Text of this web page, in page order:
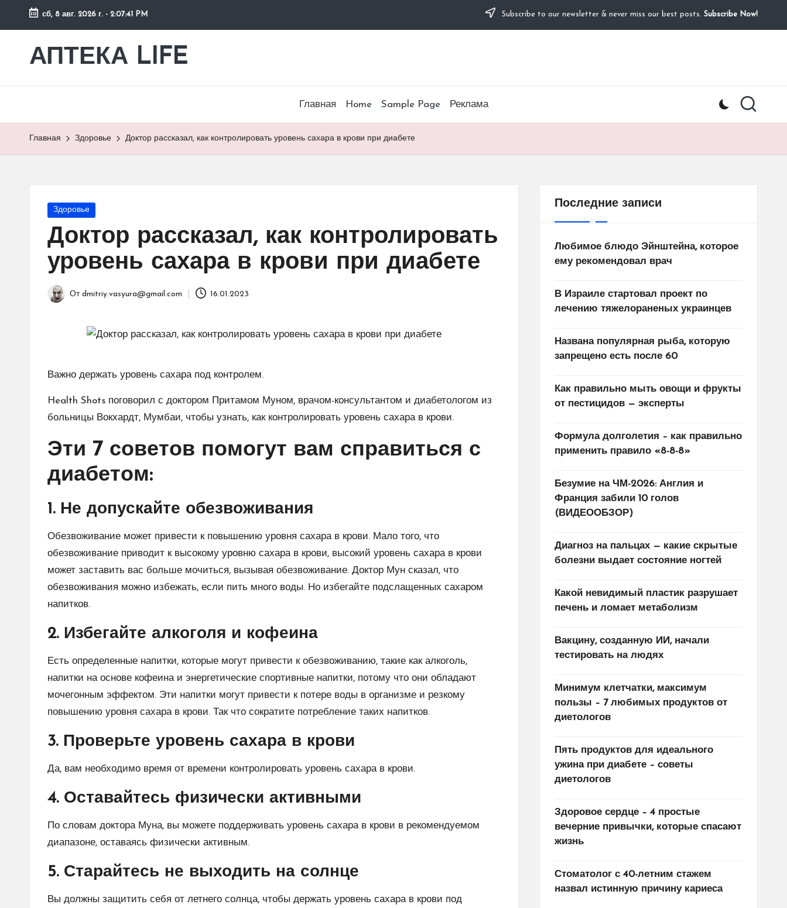
Перейти
содержимому
сб, 8 авг. 2026 г. - 2:07:42 PM Subscribe to our newsletter & never miss our best posts. Subscribe Now!
АПТЕКА LIFE
сайт
Главная Home Sample Page Реклама
Главная Здоровье Доктор рассказал, как контролировать уровень сахара в крови при диабете
Опубликовано
Здоровье
Доктор рассказал, как контролировать
уровень сахара в крови при диабете
Запись
От dmitriy.vasyura@gmail.com 16.01.2023
Важно держать уровень сахара под контролем.
Health Shots поговорил с доктором Притамом Муном, врачом-консультантом и диабетологом из
больницы Вокхардт, Мумбаи, чтобы узнать, как контролировать уровень сахара в крови.
Эти 7 советов помогут вам справиться с
диабетом:
1. Не допускайте обезвоживания
Обезвоживание может привести к повышению уровня сахара в крови. Мало того, что
обезвоживание приводит к высокому уровню сахара в крови, высокий уровень сахара в крови
может заставить вас больше мочиться, вызывая обезвоживание. Доктор Мун сказал, что
обезвоживания можно избежать, если пить много воды. Но избегайте подслащенных сахаром
напитков.
2. Избегайте алкоголя и кофеина
Есть определенные напитки, которые могут привести к обезвоживанию, такие как алкоголь,
напитки на основе кофеина и энергетические спортивные напитки, потому что они обладают
мочегонным эффектом. Эти напитки могут привести к потере воды в организме и резкому
повышению уровня сахара в крови. Так что сократите потребление таких напитков.
3. Проверьте уровень сахара в крови
Да, вам необходимо время от времени контролировать уровень сахара в крови.
4. Оставайтесь физически активными
По словам доктора Муна, вы можете поддерживать уровень сахара в крови в рекомендуемом
диапазоне, оставаясь физически активным.
5. Старайтесь не выходить на солнце
Вы должны защитить себя от летнего солнца, чтобы держать уровень сахара в крови под
Последние записи
Любимое блюдо Эйнштейна, которое
ему рекомендовал врач
В Израиле стартовал проект по
лечению тяжелораненых украинцев
Названа популярная рыба, которую
запрещено есть после 60
Как правильно мыть овощи и фрукты
от пестицидов — эксперты
Формула долголетия – как правильно
применить правило «8-8-8»
Безумие на ЧМ-2026: Англия и
Франция забили 10 голов
(ВИДЕООБЗОР)
Диагноз на пальцах — какие скрытые
болезни выдает состояние ногтей
Какой невидимый пластик разрушает
печень и ломает метаболизм
Вакцину, созданную ИИ, начали
тестировать на людях
Минимум клетчатки, максимум
пользы – 7 любимых продуктов от
диетологов
Пять продуктов для идеального
ужина при диабете – советы
диетологов
Здоровое сердце – 4 простые
вечерние привычки, которые спасают
жизнь
Стоматолог с 40-летним стажем
назвал истинную причину кариеса